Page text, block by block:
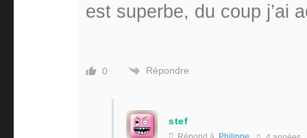
est superbe, du coup j’ai
0 Répondre
stef